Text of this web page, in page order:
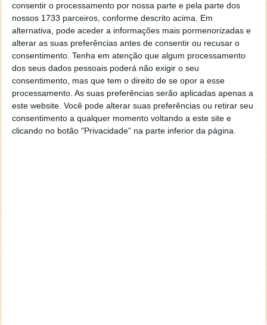
consentir o processamento por nossa parte e pela parte dos
nossos 1733 parceiros, conforme descrito acima. Em
alternativa, pode aceder a informações mais pormenorizadas e
alterar as suas preferências antes de consentir ou recusar o
consentimento. Tenha em atenção que algum processamento
dos seus dados pessoais poderá não exigir o seu
consentimento, mas que tem o direito de se opor a esse
processamento. As suas preferências serão aplicadas apenas a
este website. Você pode alterar suas preferências ou retirar seu
consentimento a qualquer momento voltando a este site e
clicando no botão "Privacidade" na parte inferior da página.
Fala-se que virá equipado com 6 GB de RAM e 64 GB
de armazenamento ou, numa outra versão, com 8 GB
+ 128 GB. A bateria será de 4500 mAh com
carregamento a 30W.
O evento não se limitará ao anúncio do Nord CE,
haverá também umaTV com câmara e suporte ao
Google Duo, no entanto, esta deverá estar limitada
ao mercado indiano, ao contrário do smartphone que
terá lançamento global.